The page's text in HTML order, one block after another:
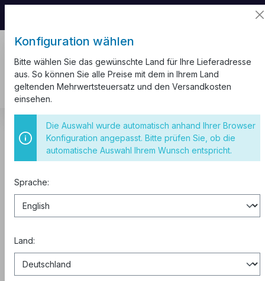
Kabel und Leitungen Alu Erdkabel NAYY-J
Alu Erdkabel NAYY-J 4x25 RE
Konfiguration wählen
Bitte wählen Sie das gewünschte Land für Ihre Lieferadresse
aus. So können Sie alle Preise mit dem in Ihrem Land
geltenden Mehrwertsteuersatz und den Versandkosten
einsehen.
Die Auswahl wurde automatisch anhand Ihrer Browser
Konfiguration angepasst. Bitte prüfen Sie, ob die
automatische Auswahl Ihrem Wunsch entspricht.
Sprache:
Land: